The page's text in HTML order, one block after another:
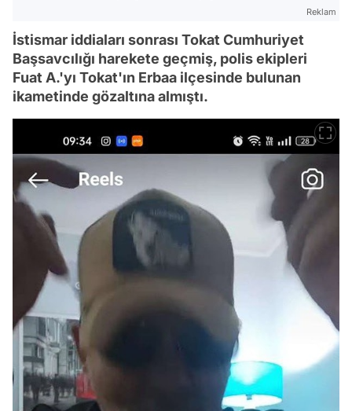
Reklam
İstismar iddiaları sonrası Tokat Cumhuriyet
Başsavcılığı harekete geçmiş, polis ekipleri
Fuat A.'yı Tokat'ın Erbaa ilçesinde bulunan
ikametinde gözaltına almıştı.